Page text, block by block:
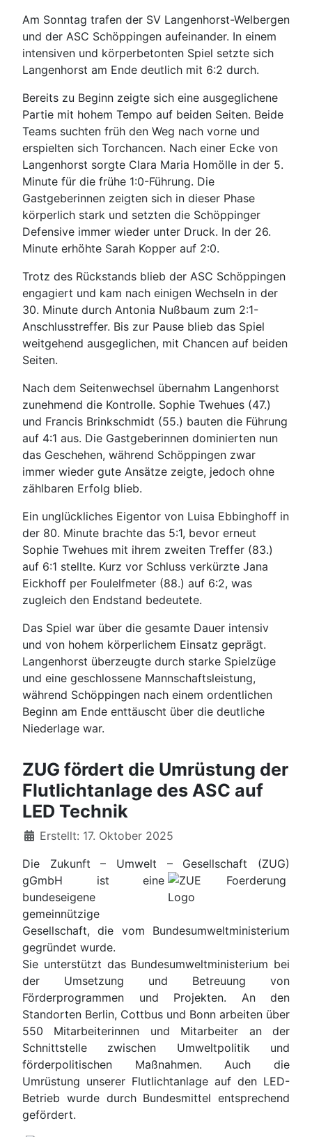
Am Sonntag trafen der SV Langenhorst-Welbergen
und der ASC Schöppingen aufeinander. In einem
intensiven und körperbetonten Spiel setzte sich
Langenhorst am Ende deutlich mit 6:2 durch.
Bereits zu Beginn zeigte sich eine ausgeglichene
Partie mit hohem Tempo auf beiden Seiten. Beide
Teams suchten früh den Weg nach vorne und
erspielten sich Torchancen. Nach einer Ecke von
Langenhorst sorgte Clara Maria Homölle in der 5.
Minute für die frühe 1:0-Führung. Die
Gastgeberinnen zeigten sich in dieser Phase
körperlich stark und setzten die Schöppinger
Defensive immer wieder unter Druck. In der 26.
Minute erhöhte Sarah Kopper auf 2:0.
Trotz des Rückstands blieb der ASC Schöppingen
engagiert und kam nach einigen Wechseln in der
30. Minute durch Antonia Nußbaum zum 2:1-
Anschlusstreffer. Bis zur Pause blieb das Spiel
weitgehend ausgeglichen, mit Chancen auf beiden
Seiten.
Nach dem Seitenwechsel übernahm Langenhorst
zunehmend die Kontrolle. Sophie Twehues (47.)
und Francis Brinkschmidt (55.) bauten die Führung
auf 4:1 aus. Die Gastgeberinnen dominierten nun
das Geschehen, während Schöppingen zwar
immer wieder gute Ansätze zeigte, jedoch ohne
zählbaren Erfolg blieb.
Ein unglückliches Eigentor von Luisa Ebbinghoff in
der 80. Minute brachte das 5:1, bevor erneut
Sophie Twehues mit ihrem zweiten Treffer (83.)
auf 6:1 stellte. Kurz vor Schluss verkürzte Jana
Eickhoff per Foulelfmeter (88.) auf 6:2, was
zugleich den Endstand bedeutete.
Das Spiel war über die gesamte Dauer intensiv
und von hohem körperlichem Einsatz geprägt.
Langenhorst überzeugte durch starke Spielzüge
und eine geschlossene Mannschaftsleistung,
während Schöppingen nach einem ordentlichen
Beginn am Ende enttäuscht über die deutliche
Niederlage war.
ZUG fördert die Umrüstung der
Flutlichtanlage des ASC auf
LED Technik
DetailsErstellt: 17. Oktober 2025
Die Zukunft – Umwelt – Gesellschaft (ZUG)
gGmbH ist eine
bundeseigene
gemeinnützige
Gesellschaft, die vom Bundesumweltministerium
gegründet wurde.
Sie unterstützt das Bundesumweltministerium bei
der Umsetzung und Betreuung von
Förderprogrammen und Projekten. An den
Standorten Berlin, Cottbus und Bonn arbeiten über
550 Mitarbeiterinnen und Mitarbeiter an der
Schnittstelle zwischen Umweltpolitik und
förderpolitischen Maßnahmen. Auch die
Umrüstung unserer Flutlichtanlage auf den LED-
Betrieb wurde durch Bundesmittel entsprechend
gefördert.